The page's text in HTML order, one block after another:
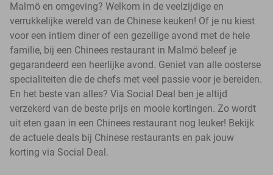
Malmö en omgeving? Welkom in de veelzijdige en
verrukkelijke wereld van de Chinese keuken! Of je nu kiest
voor een intiem diner of een gezellige avond met de hele
familie, bij een Chinees restaurant in Malmö beleef je
gegarandeerd een heerlijke avond. Geniet van alle oosterse
specialiteiten die de chefs met veel passie voor je bereiden.
En het beste van alles? Via Social Deal ben je altijd
verzekerd van de beste prijs en mooie kortingen. Zo wordt
uit eten gaan in een Chinees restaurant nog leuker! Bekijk
de actuele deals bij Chinese restaurants en pak jouw
korting via Social Deal.